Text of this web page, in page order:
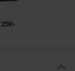
259:-